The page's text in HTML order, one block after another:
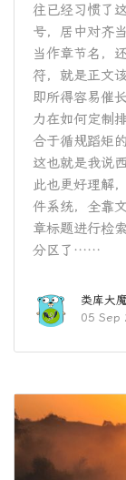
往已经习惯了
号，居中对齐
当作章节名，
符，就是正文
即所得容易催
力在如何定制
合于循规蹈矩
这也就是我说
此也更好理解
件系统，全靠
章标题进行检
分区了……
类库大
05 Sep